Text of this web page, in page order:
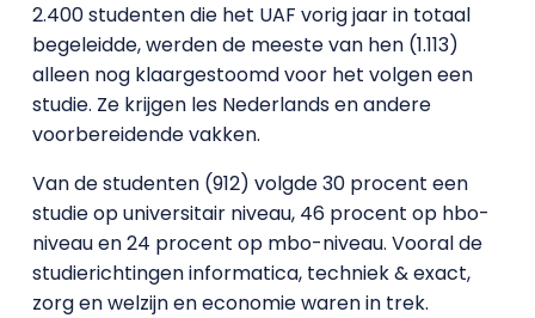
2.400 studenten die het UAF vorig jaar in totaal
begeleidde, werden de meeste van hen (1.113)
alleen nog klaargestoomd voor het volgen een
studie. Ze krijgen les Nederlands en andere
voorbereidende vakken.
Van de studenten (912) volgde 30 procent een
studie op universitair niveau, 46 procent op hbo-
niveau en 24 procent op mbo-niveau. Vooral de
studierichtingen informatica, techniek & exact,
zorg en welzijn en economie waren in trek.